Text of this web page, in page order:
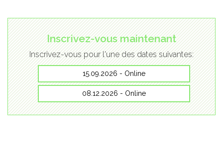
Inscrivez-vous maintenant
Inscrivez-vous pour l'une des dates suivantes:
15.09.2026 - Online
08.12.2026 - Online